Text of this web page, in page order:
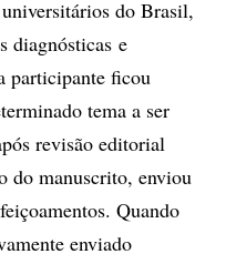
do Brasil,
diagnósticas e
participante ficou
tema a ser
revisão editorial
do manuscrito, enviou
Quando
enviado